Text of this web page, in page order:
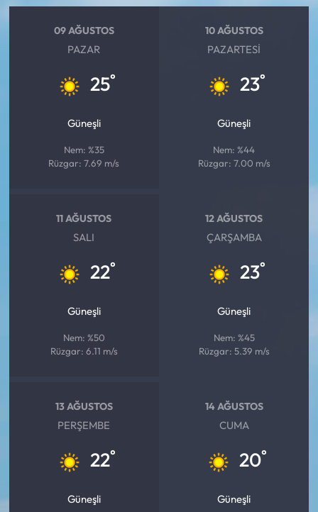
09 AĞUSTOS
PAZAR
25°
Güneşli
Nem: %35
Rüzgar: 7.69 m/s
10 AĞUSTOS
PAZARTESI
23°
Güneşli
Nem: %44
Rüzgar: 7.00 m/s
11 AĞUSTOS
SALI
22°
Güneşli
Nem: %50
Rüzgar: 6.11 m/s
12 AĞUSTOS
ÇARŞAMBA
23°
Güneşli
Nem: %45
Rüzgar: 5.39 m/s
13 AĞUSTOS
PERŞEMBE
22°
Güneşli
14 AĞUSTOS
CUMA
20°
Güneşli